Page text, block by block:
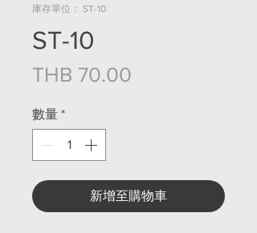
庫存單位： ST-10
ST-10
THB 70.00
數量 *
新增至購物車